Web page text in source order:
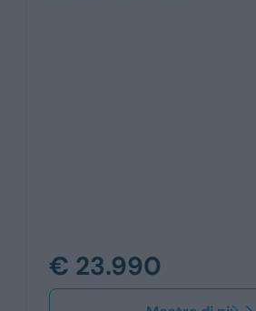
€ 23.990